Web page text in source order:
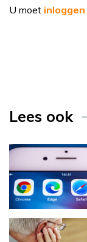
U moet inloggen
Lees ook